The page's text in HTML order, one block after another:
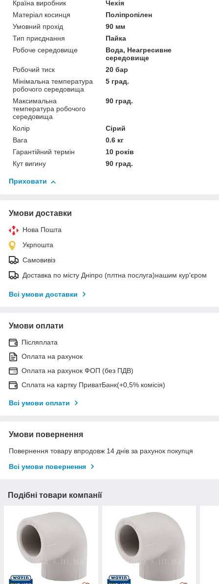
Країна виробник
Чехія
Матеріал косинця
Поліпропілен
Умовний прохід
90 мм
Тип приєднання
Пайка
Робоче середовище
Вода, Неагресивне
середовище
Робочий тиск
20 бар
Мінімальна температура
робочого середовища
5 град.
Максимальна
температура робочого
середовища
90 град.
Колір
Сірий
Вага
0.6 кг
Гарантійний термін
10 років
Кут вигину
90 град.
Приховати
Умови доставки
Нова Пошта
Укрпошта
Самовивіз
Доставка по місту Дніпро (плтна послуга)нашим кур'єром
Всі умови доставки
Умови оплати
Післяплата
Оплата на рахунок
Оплата на рахунок ФОП (без ПДВ)
Сплата на картку ПриватБанк(+0,5% комісія)
Всі умови оплати
Умови повернення
Повернення товару впродовж 14 днів за рахунок покупця
Всі умови повернення
Подібні товари компанії